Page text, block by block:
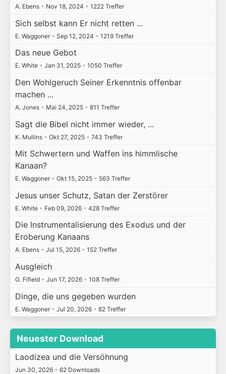
A. Ebens • Nov 18, 2024 • 1222 Treffer
Sich selbst kann Er nicht retten ...
E. Waggoner • Sep 12, 2024 • 1219 Treffer
Das neue Gebot
E. White • Jan 31, 2025 • 1050 Treffer
Den Wohlgeruch Seiner Erkenntnis offenbar
machen ...
A. Jones • Mai 24, 2025 • 811 Treffer
Sagt die Bibel nicht immer wieder, ...
K. Mullins • Okt 27, 2025 • 743 Treffer
Mit Schwertern und Waffen ins himmlische
Kanaan?
E. Waggoner • Okt 15, 2025 • 563 Treffer
Jesus unser Schutz, Satan der Zerstörer
E. White • Feb 09, 2026 • 428 Treffer
Die Instrumentalisierung des Exodus und der
Eroberung Kanaans
A. Ebens • Jul 15, 2026 • 152 Treffer
Ausgleich
G. Fifield • Jun 17, 2026 • 108 Treffer
Dinge, die uns gegeben wurden
E. Waggoner • Jul 20, 2026 • 82 Treffer
Neuester Download
Laodizea und die Versöhnung
Jun 30, 2026 • 62 Downloads